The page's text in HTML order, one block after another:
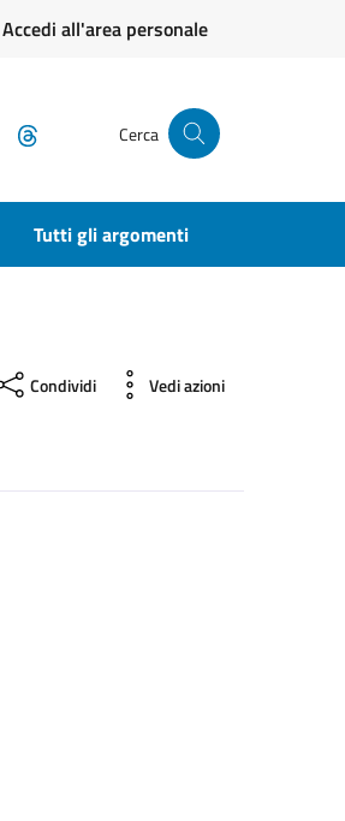
Accedi all'area personale
WhatsApp Cerca
Tutti gli argomenti
Condividi Vedi azioni